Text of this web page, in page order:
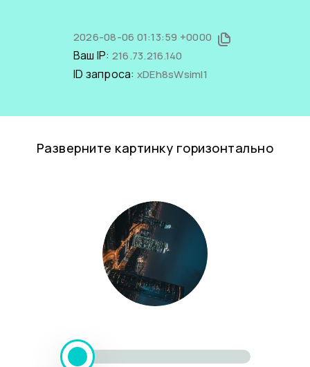
2026-08-06 01:13:59 +0000
Ваш IP: 216.73.216.140
ID запроса: xDEh8sWsimI1
Разверните картинку горизонтально